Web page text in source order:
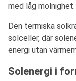
med låg molnighet.
Den termiska
solceller, där
energi utan
Solenergi i